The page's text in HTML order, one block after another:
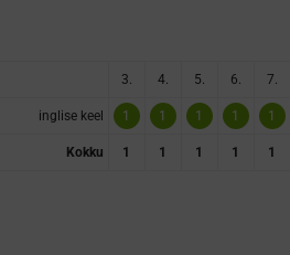
3. 4. 5. 6. 7.
inglise keel 1 1 1 1 1
Kokku 1 1 1 1 1